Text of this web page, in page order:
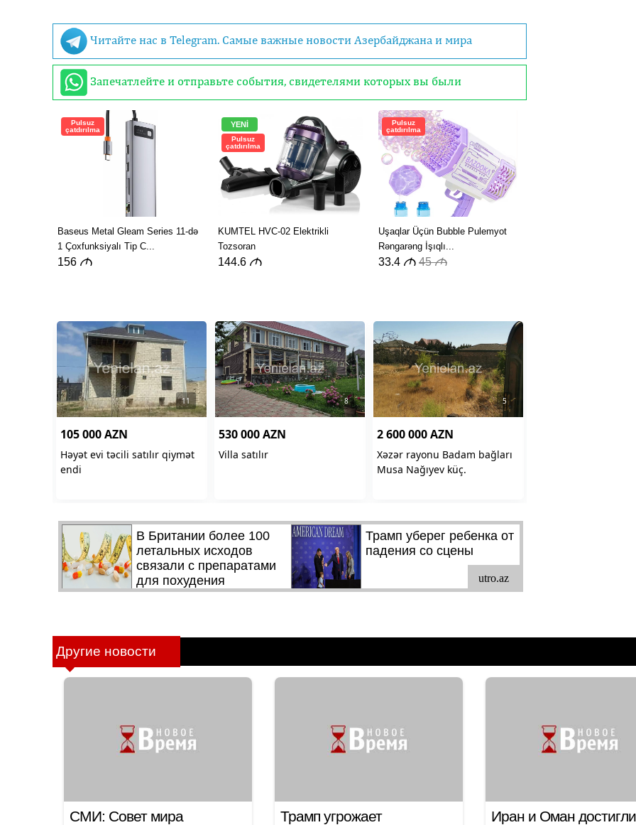
Читайте нас в Telegram. Самые важные новости Азербайджана и мира
Запечатлейте и отправьте события, свидетелями которых вы были
Другие новости
СМИ: Совет мира
Трамп угрожает
Иран и Оман достигли